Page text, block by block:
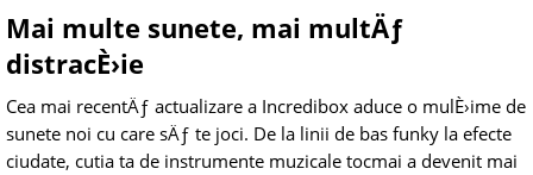
Mai multe sunete, mai multÄƒ
distracÈ›ie
Cea mai recentÄƒ actualizare a Incredibox aduce o mulÈ›ime de
sunete noi cu care sÄƒ te joci. De la linii de bas funky la efecte
ciudate, cutia ta de instrumente muzicale tocmai a devenit mai